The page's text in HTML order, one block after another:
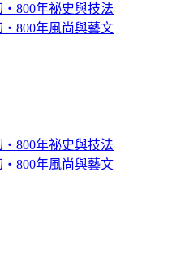
‧800年祕史與技法
‧800年風尚與藝文
‧800年祕史與技法
‧800年風尚與藝文